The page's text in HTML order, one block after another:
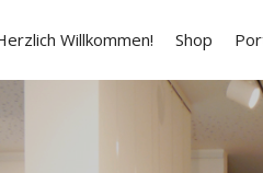
Willkommen! Shop